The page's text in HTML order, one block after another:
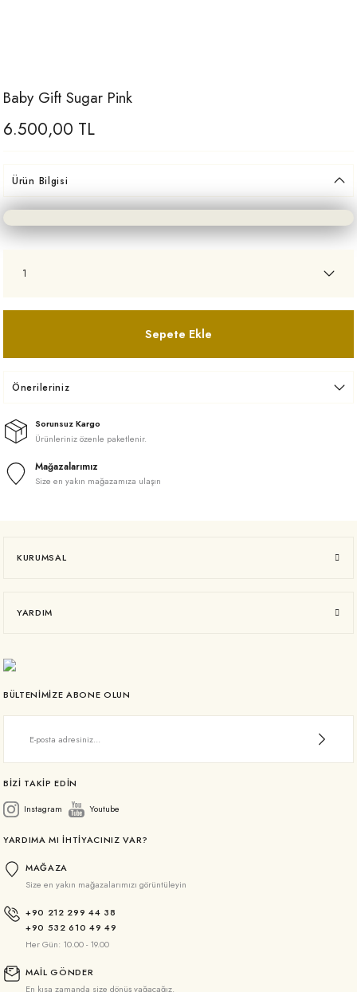
Baby Gift Sugar Pink
6.500,00 TL
Ürün Bilgisi
Sepete Ekle
Önerileriniz
Sorunsuz Kargo
Ürünleriniz özenle paketlenir.
Mağazalarımız
Size en yakın mağazamıza ulaşın
KURUMSAL
YARDIM
BÜLTENİMİZE ABONE OLUN
BİZİ TAKİP EDİN
Instagram
Youtube
YARDIMA MI İHTİYACINIZ VAR?
MAĞAZA
Size en yakın mağazalarımızı görüntüleyin
+90 212 299 44 38
+90 532 610 49 49
Her Gün: 10.00 - 19.00
MAİL GÖNDER
En kısa zamanda size dönüş yağacağız.